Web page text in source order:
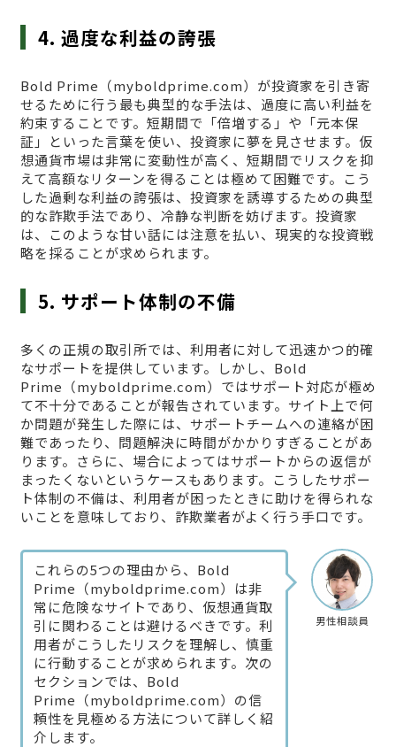
4. 過度な利益の誇張
Bold Prime（myboldprime.com）が投資家を引き寄
せるために行う最も典型的な手法は、過度に高い利益を
約束することです。短期間で「倍増する」や「元本保
証」といった言葉を使い、投資家に夢を見させます。仮
想通貨市場は非常に変動性が高く、短期間でリスクを抑
えて高額なリターンを得ることは極めて困難です。こう
した過剰な利益の誇張は、投資家を誘導するための典型
的な詐欺手法であり、冷静な判断を妨げます。投資家
は、このような甘い話には注意を払い、現実的な投資戦
略を採ることが求められます。
5. サポート体制の不備
多くの正規の取引所では、利用者に対して迅速かつ的確
なサポートを提供しています。しかし、Bold
Prime（myboldprime.com）ではサポート対応が極め
て不十分であることが報告されています。サイト上で何
か問題が発生した際には、サポートチームへの連絡が困
難であったり、問題解決に時間がかかりすぎることがあ
ります。さらに、場合によってはサポートからの返信が
まったくないというケースもあります。こうしたサポー
ト体制の不備は、利用者が困ったときに助けを得られな
いことを意味しており、詐欺業者がよく行う手口です。
男性相談員
これらの5つの理由から、Bold
Prime（myboldprime.com）は非
常に危険なサイトであり、仮想通貨取
引に関わることは避けるべきです。利
用者がこうしたリスクを理解し、慎重
に行動することが求められます。次の
セクションでは、Bold
Prime（myboldprime.com）の信
頼性を見極める方法について詳しく紹
介します。